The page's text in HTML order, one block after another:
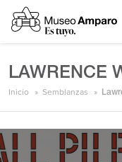
LAWRENCE
Inicio Semblanzas